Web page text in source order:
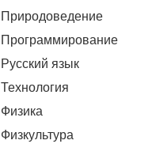
Природоведение
Программирование
Русский язык
Технология
Физика
Физкультура